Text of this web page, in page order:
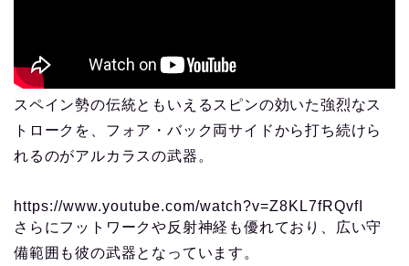
スペイン勢の伝統ともいえるスピンの効いた強烈なス
トロークを、フォア・バック両サイドから打ち続けら
れるのがアルカラスの武器。
https://www.youtube.com/watch?v=Z8KL7fRQvfI
さらにフットワークや反射神経も優れており、広い守
備範囲も彼の武器となっています。